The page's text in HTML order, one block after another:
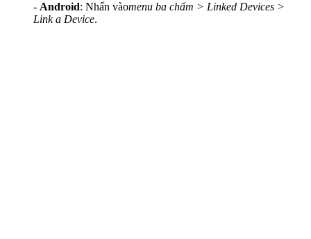
- Android: Nhấn vàomenu ba chấm > Linked Devices >
Link a Device.